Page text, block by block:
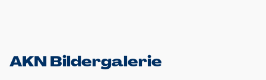
AKN Bildergalerie